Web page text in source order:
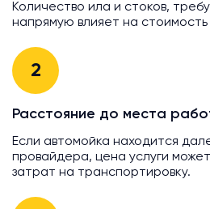
Количество ила и стоков,
напрямую влияет на стоимость
2
Расстояние до места
Если автомойка находится
провайдера, цена услуги может
затрат на транспортировку.